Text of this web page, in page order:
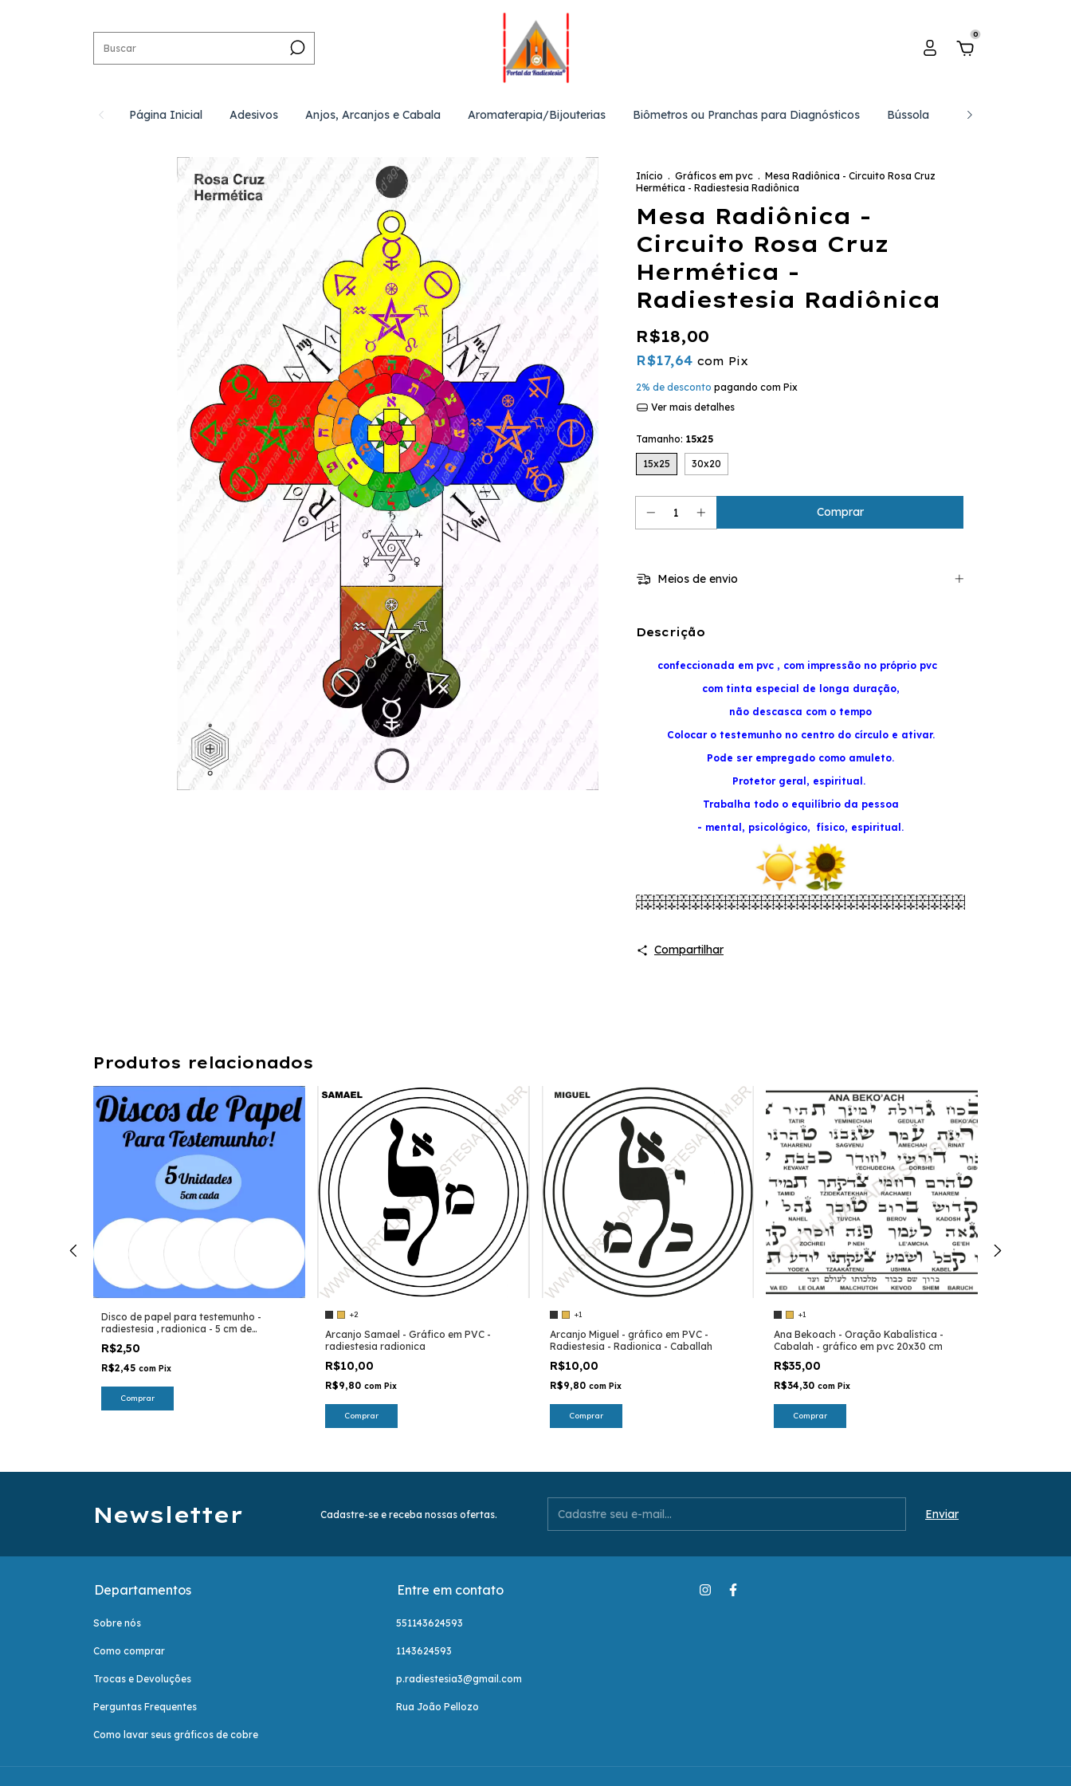
0
Página Inicial Adesivos Anjos, Arcanjos e Cabala Aromaterapia/Bijouterias Biômetros ou Pranchas para Diagnósticos Bússola Catálogo de Gráficos
Início . Gráficos em pvc . Mesa Radiônica - Circuito Rosa Cruz
Hermética - Radiestesia Radiônica
Mesa Radiônica -
Circuito Rosa Cruz
Hermética -
Radiestesia Radiônica
R$18,00
R$17,64 com Pix
2% de desconto pagando com Pix
Ver mais detalhes
Tamanho: 15x25
15x25 30x20
Meios de envio
Descrição
confeccionada em pvc , com impressão no próprio pvc
com tinta especial de longa duração,
não descasca com o tempo
Colocar o testemunhono centro do círculo e ativar.
Pode ser empregado como amuleto.
Protetor geral, espiritual.
Trabalha todo o equilíbrio da pessoa
- mental, psicológico, físico, espiritual.
Compartilhar
Produtos relacionados
Disco de papel para testemunho -
radiestesia , radionica - 5 cm de
diâmetro
R$2,50
R$2,45 com Pix
Comprar
+2
Arcanjo Samael - Gráfico em PVC -
radiestesia radionica
R$10,00
R$9,80com Pix
Comprar
+1
Arcanjo Miguel - gráfico em PVC -
Radiestesia - Radionica - Caballah
R$10,00
R$9,80 com Pix
Comprar
+1
Ana Bekoach - Oração Kabalística -
Cabalah - gráfico em pvc 20x30 cm
R$35,00
R$34,30 com Pix
Comprar
Newsletter Cadastre-se e receba nossas ofertas.
Departamentos
Sobre nós
Como comprar
Trocas e Devoluções
Perguntas Frequentes
Como lavar seus gráficos de cobre
Entre em contato
551143624593
1143624593
p.radiestesia3@gmail.com
Rua João Pellozo